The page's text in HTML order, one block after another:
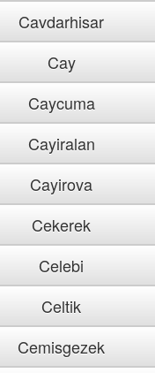
Cavdarhisar
Cay
Caycuma
Cayiralan
Cayirova
Cekerek
Celebi
Celtik
Cemisgezek